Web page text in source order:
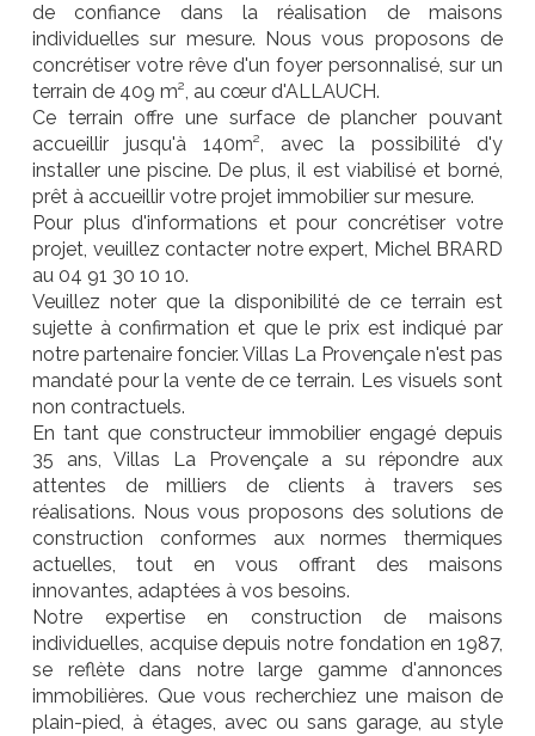
de confiance dans la réalisation de maisons
individuelles sur mesure. Nous vous proposons de
concrétiser votre rêve d'un foyer personnalisé, sur un
terrain de 409 m², au cœur d'ALLAUCH.
Ce terrain offre une surface de plancher pouvant
accueillir jusqu'à 140m², avec la possibilité d'y
installer une piscine. De plus, il est viabilisé et borné,
prêt à accueillir votre projet immobilier sur mesure.
Pour plus d'informations et pour concrétiser votre
projet, veuillez contacter notre expert, Michel BRARD
au 04 91 30 10 10.
Veuillez noter que la disponibilité de ce terrain est
sujette à confirmation et que le prix est indiqué par
notre partenaire foncier. Villas La Provençale n'est pas
mandaté pour la vente de ce terrain. Les visuels sont
non contractuels.
En tant que constructeur immobilier engagé depuis
35 ans, Villas La Provençale a su répondre aux
attentes de milliers de clients à travers ses
réalisations. Nous vous proposons des solutions de
construction conformes aux normes thermiques
actuelles, tout en vous offrant des maisons
innovantes, adaptées à vos besoins.
Notre expertise en construction de maisons
individuelles, acquise depuis notre fondation en 1987,
se reflète dans notre large gamme d'annonces
immobilières. Que vous recherchiez une maison de
plain-pied, à étages, avec ou sans garage, au style